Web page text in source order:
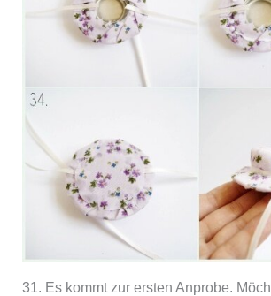
31. Es kommt zur ersten Anprobe.